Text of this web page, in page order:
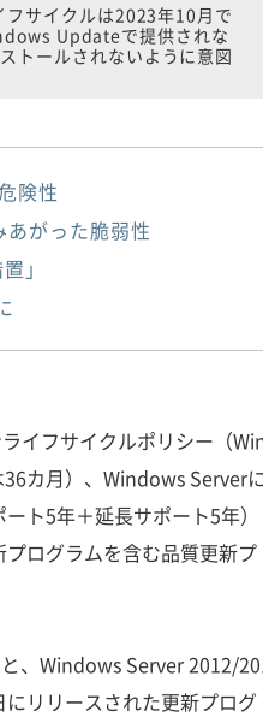
サイクルは2023年10月で
Updateで提供されな
トールされないように意図
険性
がった脆弱性
」
イフサイクルポリシー（
カ月）、Windows Server
ト5年＋延長サポート5年）
ログラムを含む品質更新プ
、Windows Server 2012/
リリースされた更新プログ